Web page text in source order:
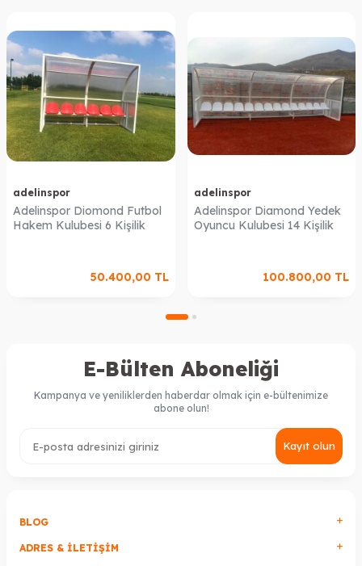
adelinspor
Adelinspor Diomond Futbol
Hakem Kulubesi 6 Kişilik
50.400,00 TL
adelinspor
Adelinspor Diamond Yedek
Oyuncu Kulubesi 14 Kişilik
100.800,00 TL
E-Bülten Aboneliği
Kampanya ve yeniliklerden haberdar olmak için e-bültenimize
abone olun!
Kayıt olun
BLOG
ADRES & İLETIŞIM